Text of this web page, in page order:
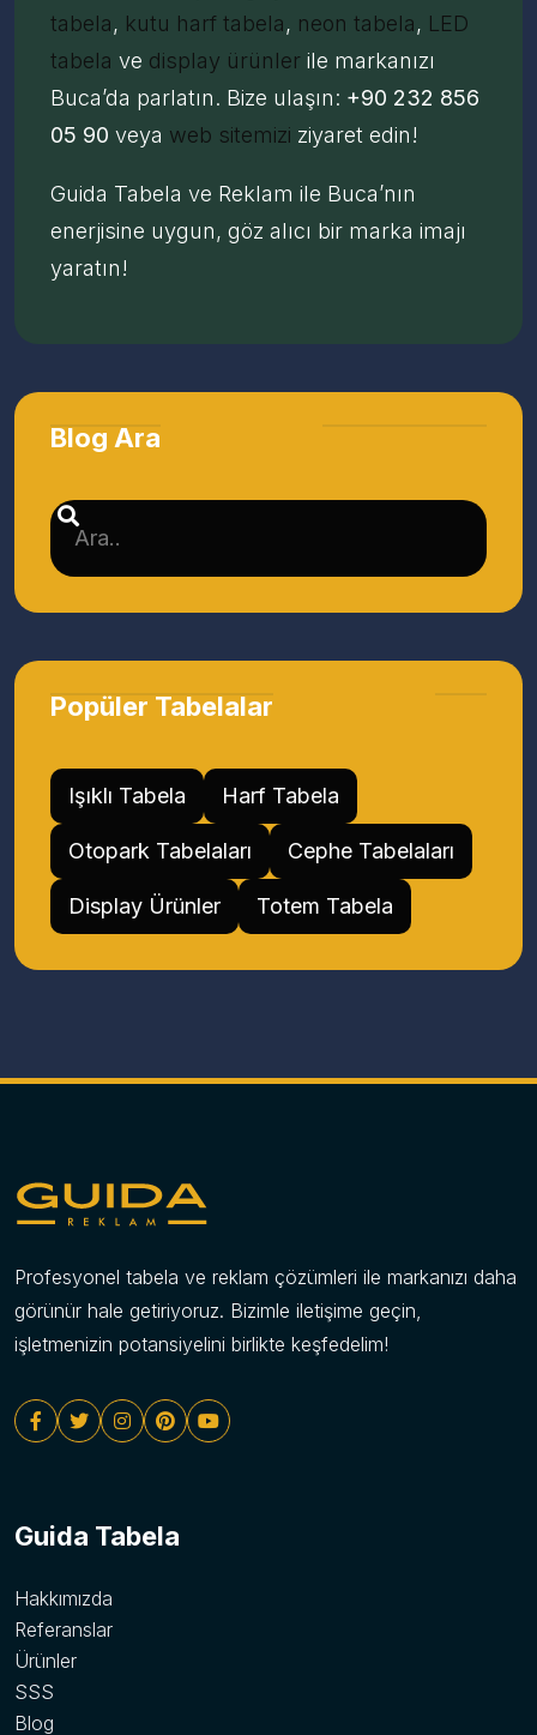
tabela, kutu harf tabela, neon tabela, LED
tabela ve display ürünler ile markanızı
Buca’da parlatın. Bize ulaşın: +90 232 856
05 90 veya web sitemizi ziyaret edin!
Guida Tabela ve Reklam ile Buca’nın
enerjisine uygun, göz alıcı bir marka imajı
yaratın!
Blog Ara
Popüler Tabelalar
Işıklı Tabela Harf Tabela
Otopark Tabelaları Cephe Tabelaları
Display Ürünler Totem Tabela
Profesyonel tabela ve reklam çözümleri ile markanızı daha
görünür hale getiriyoruz. Bizimle iletişime geçin,
işletmenizin potansiyelini birlikte keşfedelim!
Guida Tabela
Hakkımızda
Referanslar
Ürünler
SSS
Blog